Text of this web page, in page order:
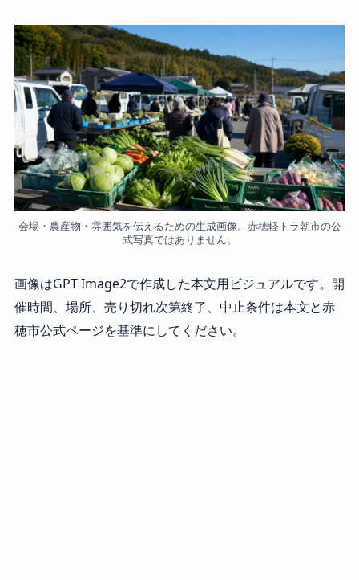
会場・農産物・雰囲気を伝えるための生成画像。赤穂軽トラ朝市の公
式写真ではありません。
画像はGPT Image2で作成した本文用ビジュアルです。開
催時間、場所、売り切れ次第終了、中止条件は本文と赤
穂市公式ページを基準にしてください。